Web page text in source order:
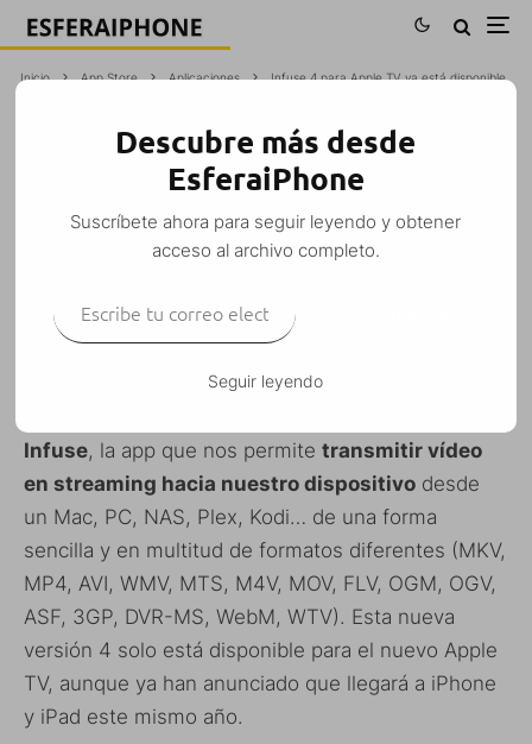
Inicio App Store Aplicaciones Infuse 4 para Apple TV ya está disponible
INFUSE 4 PARA APPLE TV YA ESTÁ
DISPONIBLE
Coco ·
App Store Apple TV Gratis iPad iPhone
Infuse, la app que nos permite transmitir vídeo
en streaming hacia nuestro dispositivo desde
un Mac, PC, NAS, Plex, Kodi… de una forma
sencilla y en multitud de formatos diferentes (MKV,
MP4, AVI, WMV, MTS, M4V, MOV, FLV, OGM, OGV,
ASF, 3GP, DVR-MS, WebM, WTV). Esta nueva
versión 4 solo está disponible para el nuevo Apple
TV, aunque ya han anunciado que llegará a iPhone
y iPad este mismo año.
Descubre más desde
EsferaiPhone
Suscríbete ahora para seguir leyendo y obtener
acceso al archivo completo.
Seguir leyendo